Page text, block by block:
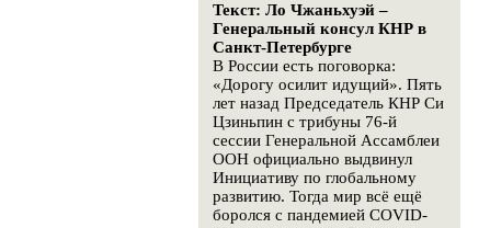
Текст: Ло Чжаньхуэй –
Генеральный консул КНР в
Санкт-Петербурге
В России есть поговорка:
«Дорогу осилит идущий». Пять
лет назад Председатель КНР Си
Цзиньпин с трибуны 76-й
сессии Генеральной Ассамблеи
ООН официально выдвинул
Инициативу по глобальному
развитию. Тогда мир всё ещё
боролся с пандемией COVID-